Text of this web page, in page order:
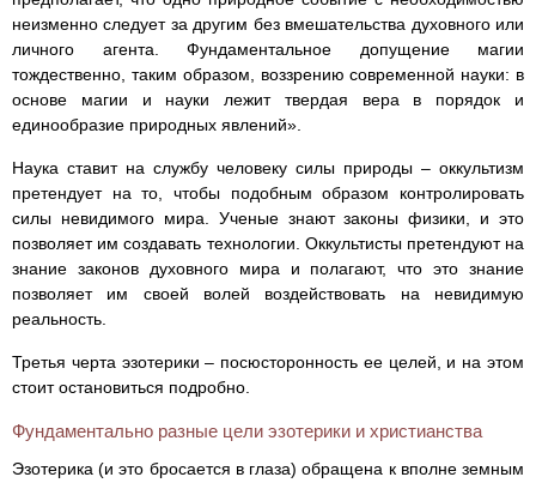
неизменно следует за другим без вмешательства духовного или
личного агента. Фундаментальное допущение магии
тождественно, таким образом, воззрению современной науки: в
основе магии и науки лежит твердая вера в порядок и
единообразие природных явлений».
Наука ставит на службу человеку силы природы – оккультизм
претендует на то, чтобы подобным образом контролировать
силы невидимого мира. Ученые знают законы физики, и это
позволяет им создавать технологии. Оккультисты претендуют на
знание законов духовного мира и полагают, что это знание
позволяет им своей волей воздействовать на невидимую
реальность.
Третья черта эзотерики – посюсторонность ее целей, и на этом
стоит остановиться подробно.
Фундаментально разные цели эзотерики и христианства
Эзотерика (и это бросается в глаза) обращена к вполне земным